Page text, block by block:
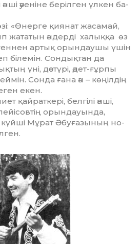
әуеніне берілген үлкен ба­
«Өнерге қия­нат жасамай,
жа­татын әндерді халыққа өз
артық орындаушы үшін
білемін. Сон­дықтан да
үні, дәстүрі, әдет-ғұрпы
Сонда ғана ән – көңіл­дің
екен.
қайрат­кері, белгілі әнші,
орындауында,
күйші Мұрат Әбуғазының но­